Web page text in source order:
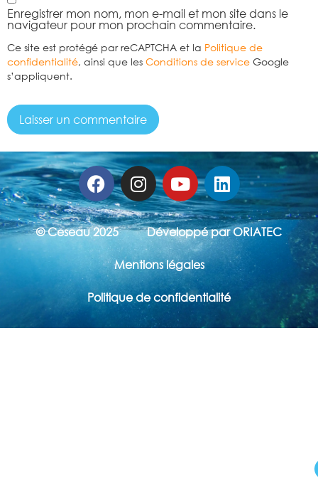
Enregistrer mon nom, mon e-mail et mon site dans le
navigateur pour mon prochain commentaire.
Ce site est protégé par reCAPTCHA et la Politique de
confidentialité, ainsi que les Conditions de service Google
s’appliquent.
© Ceseau 2025 Développé par ORIATEC
Mentions légales
Politique de confidentialité